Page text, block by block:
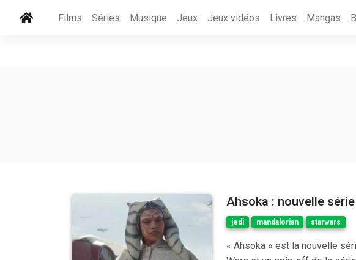
Films Séries Musique Jeux Jeux vidéos Livres Mangas
Ahsoka : nouvelle
jedi mandalorian starwars
« Ahsoka » est la nouvelle